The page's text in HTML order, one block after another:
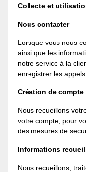
Collecte et
Nous contacter
Lorsque vous nous
ainsi que les
notre service à la
enregistrer les
Création de compte
Nous recueillons
votre compte, pour
des mesures de
Informations
Nous recueillons,